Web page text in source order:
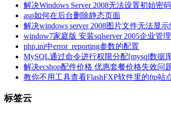
解决Windows Server 2008无法设置初始密码
asp如何在后台删除静态页面
解决windows server 2008图片文件无法显示
window7家庭版 安装sqlserver 2005企业管
php.ini中error_reporting参数的配置
MySQL通过命令进行权限分配[mysql数据
解决ecshop配件价格 优惠套餐价格失效问
教你不用工具查看FlashFXP软件里的ftp站
标签云